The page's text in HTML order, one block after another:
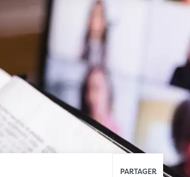
PARTAGER